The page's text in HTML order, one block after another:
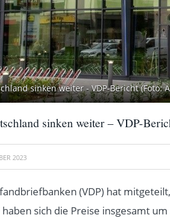
sinken weiter - VDP-Bericht (Foto:
sinken weiter – VDP-
2023
(VDP) hat
sich die Preise insgesamt